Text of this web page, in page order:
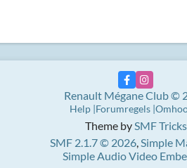
Theme bySMF Tricks
SMF 2.1.7 © 2026,Simple
Simple Audio Video
Renault Mégane Club ©
Help Forumregels